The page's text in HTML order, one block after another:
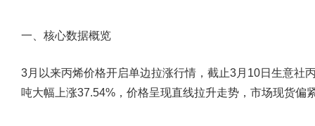
一、核心数据概览
3月以来丙烯价格开启单边拉涨行情，截止3月10日生意社
吨大幅上涨37.54%，价格呈现直线拉升走势，市场现货偏